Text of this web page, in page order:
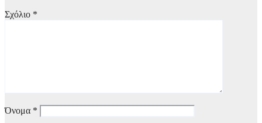
Σχόλιο *
Όνομα *